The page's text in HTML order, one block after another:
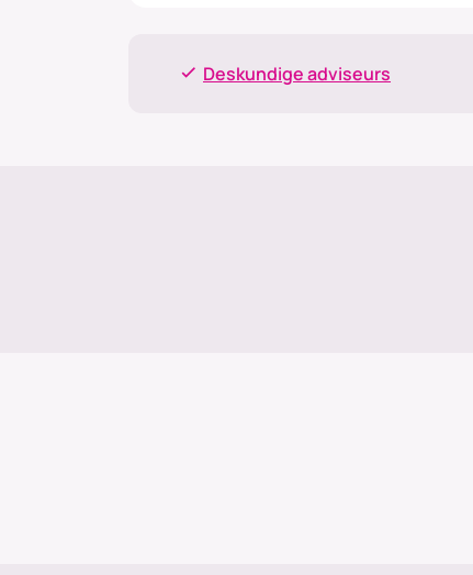
Deskundige adviseurs